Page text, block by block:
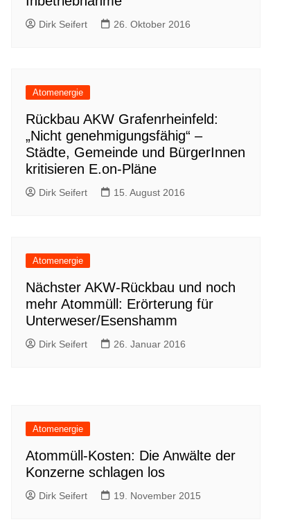
Dirk Seifert 26. Oktober 2016
Atomenergie
Rückbau AKW Grafenrheinfeld:
„Nicht genehmigungsfähig“ –
Städte, Gemeinde und BürgerInnen
kritisieren E.on-Pläne
Dirk Seifert 15. August 2016
Atomenergie
Nächster AKW-Rückbau und noch
mehr Atommüll: Erörterung für
Unterweser/Esenshamm
Dirk Seifert 26. Januar 2016
Atomenergie
Atommüll-Kosten: Die Anwälte der
Konzerne schlagen los
Dirk Seifert 19. November 2015